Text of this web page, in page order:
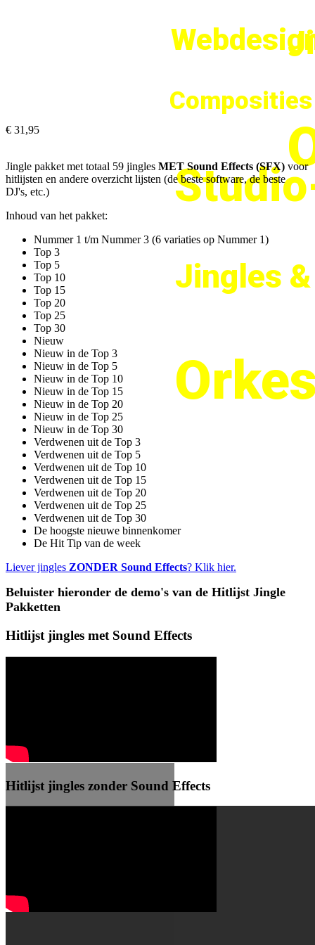
Jingles
€ 31,95
Jingle pakket met totaal 59 jingles MET Sound Effects (SFX) voor
hitlijsten en andere overzicht lijsten (de beste software, de beste
DJ's, etc.)
Inhoud van het pakket:
Nummer 1 t/m Nummer 3 (6 variaties op Nummer 1)
Top 3
Top 5
Top 10
Top 15
Top 20
Top 25
Top 30
Nieuw
Nieuw in de Top 3
Nieuw in de Top 5
Nieuw in de Top 10
Nieuw in de Top 15
Nieuw in de Top 20
Nieuw in de Top 25
Nieuw in de Top 30
Verdwenen uit de Top 3
Verdwenen uit de Top 5
Verdwenen uit de Top 10
Verdwenen uit de Top 15
Verdwenen uit de Top 20
Verdwenen uit de Top 25
Verdwenen uit de Top 30
De hoogste nieuwe binnenkomer
De Hit Tip van de week
Liever jingles ZONDER Sound Effects? Klik hier.
Beluister hieronder de demo's van de Hitlijst Jingle
Pakketten
Hitlijst jingles met Sound Effects
Hitlijst jingles zonder Sound Effects